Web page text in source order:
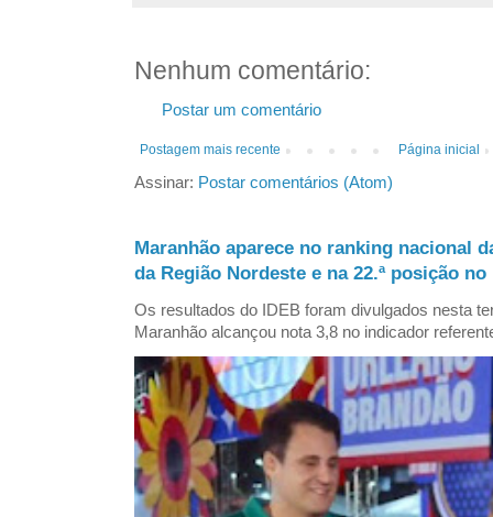
Nenhum comentário:
Postar um comentário
Postagem mais recente Página inicial
Assinar: Postar comentários (Atom)
Maranhão aparece no ranking nacional
da Região Nordeste e na 22.ª posição
Os resultados do IDEB foram divulgados nesta
Maranhão alcançou nota 3,8 no indicador